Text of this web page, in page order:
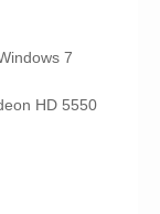
7
HD 5550